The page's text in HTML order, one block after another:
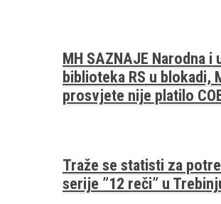
MH SAZNAJE Narodna
biblioteka RS u blokadi,
prosvjete nije platilo
Traže se statisti za
serije ”12 reči” u